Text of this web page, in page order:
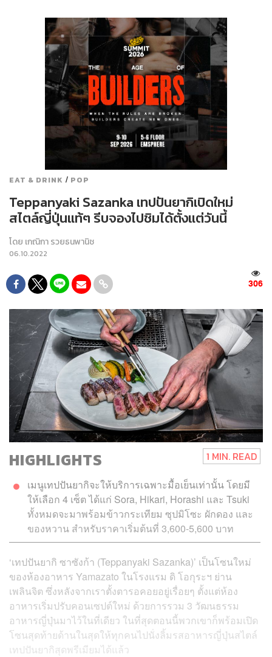
EAT & DRINK / POP
Teppanyaki Sazanka เทปปันยากิเปิดใหม่
สไตล์ญี่ปุ่นแท้ๆ รีบจองไปชิมได้ตั้งแต่วันนี้
โดย เกณิกา รวยธนพานิช
06.10.2022
306
HIGHLIGHTS 1 MIN. READ
เมนูเทปปันยากิจะให้บริการเฉพาะมื้อเย็นเท่านั้น โดยมี
ให้เลือก 4 เซ็ต ได้แก่ Sora, Hikari, Horashi และ Tsuki
ทั้งหมดจะมาพร้อมข้าวกระเทียม ซุปมิโซะ ผักดอง และ
ของหวาน สำหรับราคาเริ่มต้นที่ 3,600-5,600 บาท
‘เทปปันยากิ ซาซังก้า (Teppanyaki Sazanka)’ เป็นโซนใหม่
ของห้องอาหาร Yamazato ในโรงแรม ดิ โอกุระฯ ย่าน
เพลินจิต ซึ่งหลังจากเราตั้งตารอคอยอยู่เรื่อยๆ ตั้งแต่ห้อง
อาหารเริ่มปรับคอนเซปต์ใหม่ ด้วยการรวม 3 วัฒนธรรม
อาหารญี่ปุ่นมาไว้ในที่เดียว ในที่สุดตอนนี้พวกเขาก็พร้อมเปิด
โซนสุดท้ายด้านในสุดให้ทุกคนไปนั่งลิ้มรสอาหารญี่ปุ่นสไตล์
เทปปันยากิสุดพรีเมียมได้แล้ว